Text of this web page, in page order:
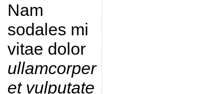
Nam
sodales mi
vitae dolor
ullamcorper
et vulputate